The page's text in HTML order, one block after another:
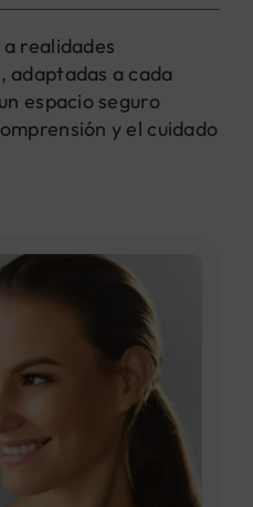
realidades
adaptadas a cada
espacio seguro
y el cuidado